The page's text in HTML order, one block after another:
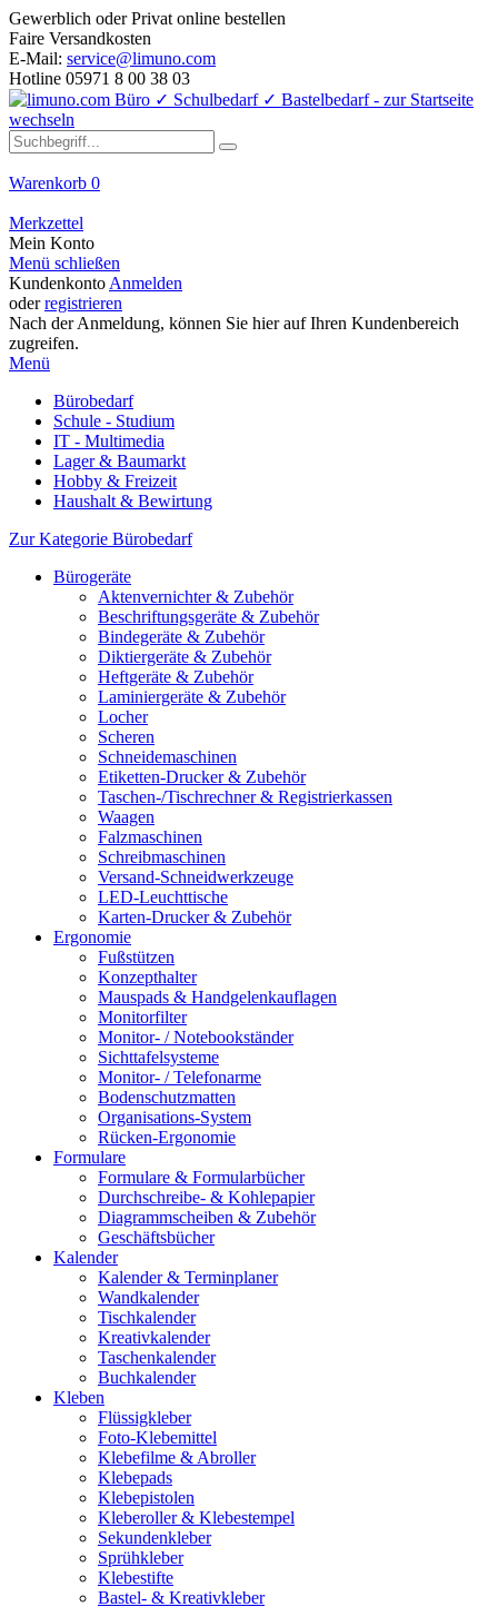
Gewerblich oder Privat online bestellen
Faire Versandkosten
E-Mail: service@limuno.com
Hotline 05971 8 00 38 03
Warenkorb 0
Merkzettel
Mein Konto
Menü schließen
Kundenkonto Anmelden
oderregistrieren
Nach der Anmeldung, können Sie hier auf Ihren Kundenbereich
zugreifen.
Menü
Bürobedarf
Schule - Studium
IT - Multimedia
Lager & Baumarkt
Hobby & Freizeit
Haushalt & Bewirtung
Zur Kategorie Bürobedarf
Bürogeräte
Aktenvernichter & Zubehör
Beschriftungsgeräte & Zubehör
Bindegeräte & Zubehör
Diktiergeräte & Zubehör
Heftgeräte & Zubehör
Laminiergeräte & Zubehör
Locher
Scheren
Schneidemaschinen
Etiketten-Drucker & Zubehör
Taschen-/Tischrechner & Registrierkassen
Waagen
Falzmaschinen
Schreibmaschinen
Versand-Schneidwerkzeuge
LED-Leuchttische
Karten-Drucker & Zubehör
Ergonomie
Fußstützen
Konzepthalter
Mauspads & Handgelenkauflagen
Monitorfilter
Monitor- / Notebookständer
Sichttafelsysteme
Monitor- / Telefonarme
Bodenschutzmatten
Organisations-System
Rücken-Ergonomie
Formulare
Formulare & Formularbücher
Durchschreibe- & Kohlepapier
Diagrammscheiben & Zubehör
Geschäftsbücher
Kalender
Kalender & Terminplaner
Wandkalender
Tischkalender
Kreativkalender
Taschenkalender
Buchkalender
Kleben
Flüssigkleber
Foto-Klebemittel
Klebefilme & Abroller
Klebepads
Klebepistolen
Kleberoller & Klebestempel
Sekundenkleber
Sprühkleber
Klebestifte
Bastel- & Kreativkleber